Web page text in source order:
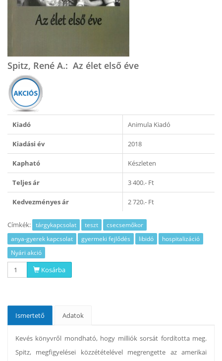
Spitz, René A.: Az élet első éve
Kiadó Animula Kiadó
Kiadási év 2018
Kapható Készleten
Teljes ár 3 400.- Ft
Kedvezményes ár 2 720.- Ft
Címkék: tárgykapcsolat teszt
csecsemőkor
anya-gyerek kapcsolat
gyermeki fejlődés libidó
hospitalizáció
Nyári akció
Kosárba
Ismertető Adatok
Kevés könyvről mondható, hogy milliók sorsát fordította meg.
Spitz, megfigyelései közzétételével megrengette az amerikai